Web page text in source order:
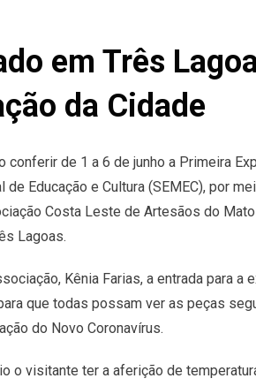
em Três
da Cidade
conferir de 1 a 6 de junho a Primeira
Educação e Cultura (SEMEC), por
Costa Leste de Artesãos do
Lagoas.
Kênia Farias, a entrada para a
que todas possam ver as peças
do Novo Coronavírus.
o visitante ter a aferição de